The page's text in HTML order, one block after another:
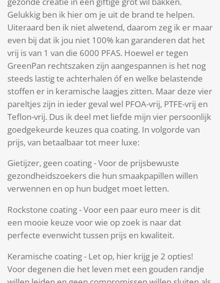
Gelukkig ben ik hier om je uit de brand te helpen.
Uiteraard ben ik niet alwetend, daarom zeg ik er maar
even bij dat ik jou niet 100% kan garanderen dat het
vrij is van 1 van die 6000 PFAS. Hoewel er tegen
GreenPan rechtszaken zijn aangespannen is het nog
steeds lastig te achterhalen óf en welke belastende
stoffen er in keramische laagjes zitten. Maar deze vier
pareltjes zijn in ieder geval wel PFOA-vrij, PTFE-vrij en
Teflon-vrij. Dus ik deel met liefde mijn vier persoonlijk
goedgekeurde keuzes qua coating. In volgorde van
prijs, van betaalbaar tot meer luxe:
Gietijzer, geen coating - Voor de prijsbewuste
gezondheidszoekers die hun smaakpapillen willen
verwennen en op hun budget moet letten.
Rockstone coating - Voor een paar euro meer is dit
een mooie keuze voor wie op zoek is naar dat
perfecte evenwicht tussen prijs en kwaliteit.
Keramische coating - Let op, hier krijg je 2 opties!
Voor degenen die het leven met een gouden randje